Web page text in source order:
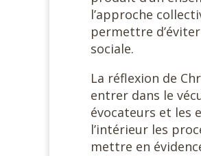
l’approche
permettre
sociale.
La réflexion de
entrer dans le
évocateurs et les
l’intérieur les
mettre en